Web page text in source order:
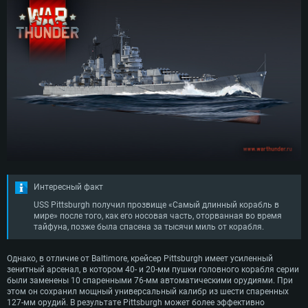
Интересный факт
USS Pittsburgh получил прозвище «Самый длинный корабль в
мире» после того, как его носовая часть, оторванная во время
тайфуна, позже была спасена за тысячи миль от корабля.
Однако, в отличие от Baltimore, крейсер Pittsburgh имеет усиленный
зенитный арсенал, в котором 40- и 20-мм пушки головного корабля серии
были заменены 10 спаренными 76-мм автоматическими орудиями. При
этом он сохранил мощный универсальный калибр из шести спаренных
127-мм орудий. В результате Pittsburgh может более эффективно